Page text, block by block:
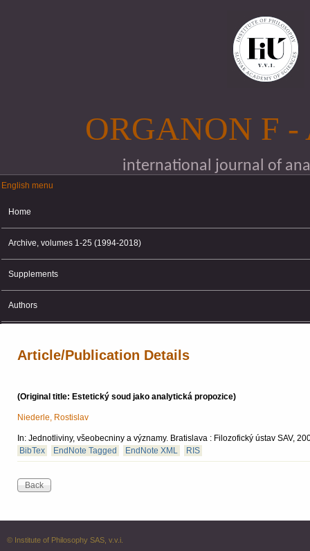
ORGANON F
international journal of
English menu
English menu
Home
Archive, volumes 1-25 (1994-2018)
Supplements
Authors
Article/Publication Details
(Original title: Estetický soud jako analytická propozice)
Niederle, Rostislav
In: Jednotliviny, všeobecniny a významy. Bratislava : Filozofický ústav SAV,
BibTex
EndNote Tagged EndNote XML RIS
© Institute of Philosophy SAS, v.v.i.